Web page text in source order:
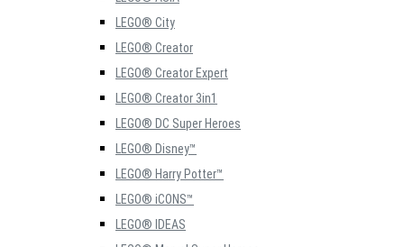
LEGO® City
LEGO® Creator
LEGO® Creator Expert
LEGO® Creator 3in1
LEGO® DC Super Heroes
LEGO® Disney™
LEGO® Harry Potter™
LEGO® iCONS™
LEGO® IDEAS